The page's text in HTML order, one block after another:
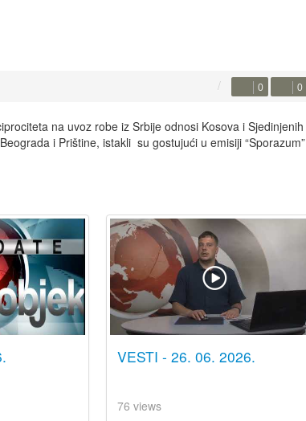
0 0
na uvoz robe iz Srbije odnosi Kosova i Sjedinjenih
i Prištine, istakli su gostujući u emisiji “Sporazum”
VESTI - 26. 06. 2026.
76 views